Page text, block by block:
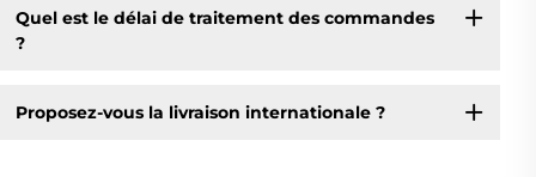
Quel est le délai de traitement des commandes
?
Proposez-vous la livraison internationale ?